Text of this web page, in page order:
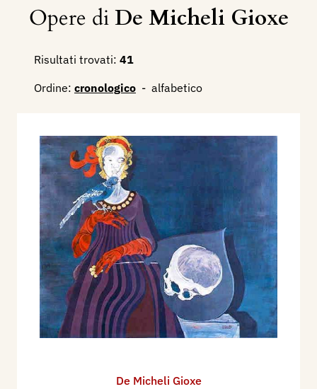
Opere diDe Micheli Gioxe
Risultati trovati: 41
Ordine: cronologico - alfabetico
De Micheli Gioxe